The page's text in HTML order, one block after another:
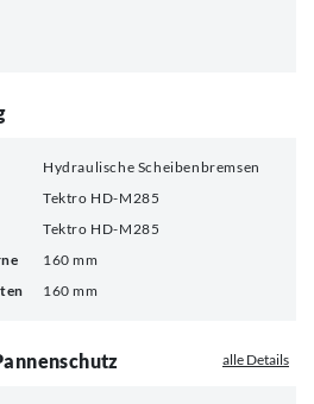
Hydraulische Scheibenbremsen
Tektro HD-M285
Tektro HD-M285
160 mm
160 mm
alle Details